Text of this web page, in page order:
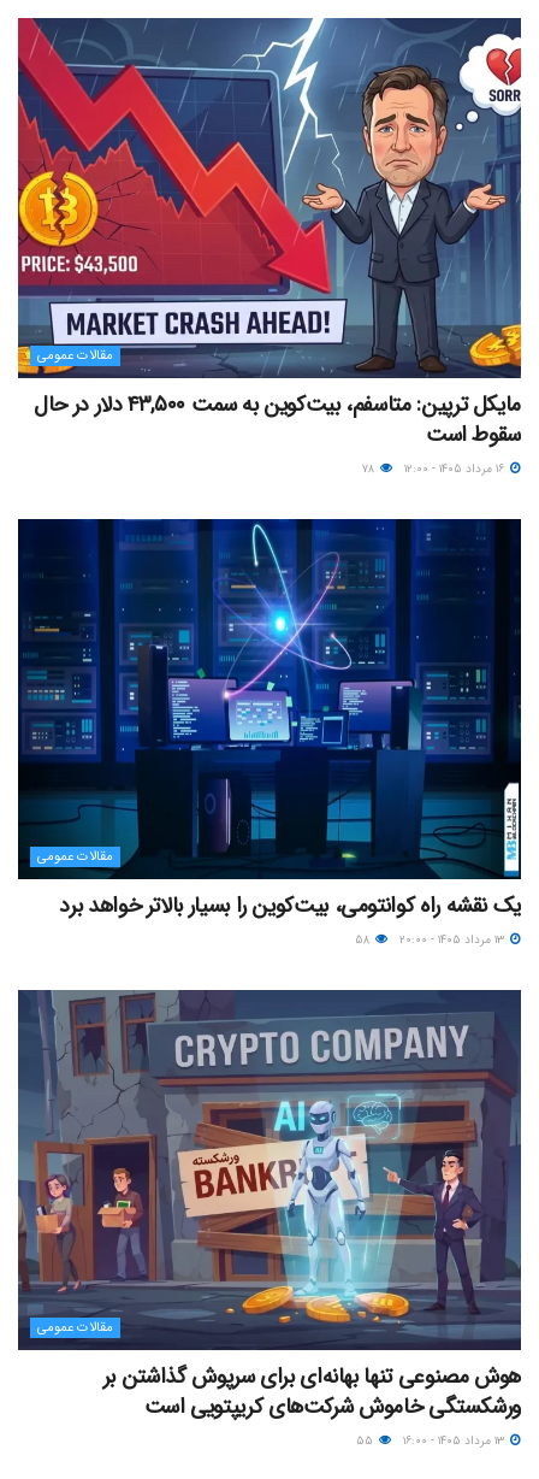
مقالات عمومی
مایکل ترپین: متاسفم، بیت‌کوین به سمت ۴۳,۵۰۰ دلار در حال
سقوط است
مقالات عمومی
یک نقشه راه کوانتومی، بیت‌کوین را بسیار بالاتر خواهد برد
مقالات عمومی
هوش مصنوعی تنها بهانه‌ای برای سرپوش گذاشتن بر
ورشکستگی خاموش شرکت‌های کریپتویی است